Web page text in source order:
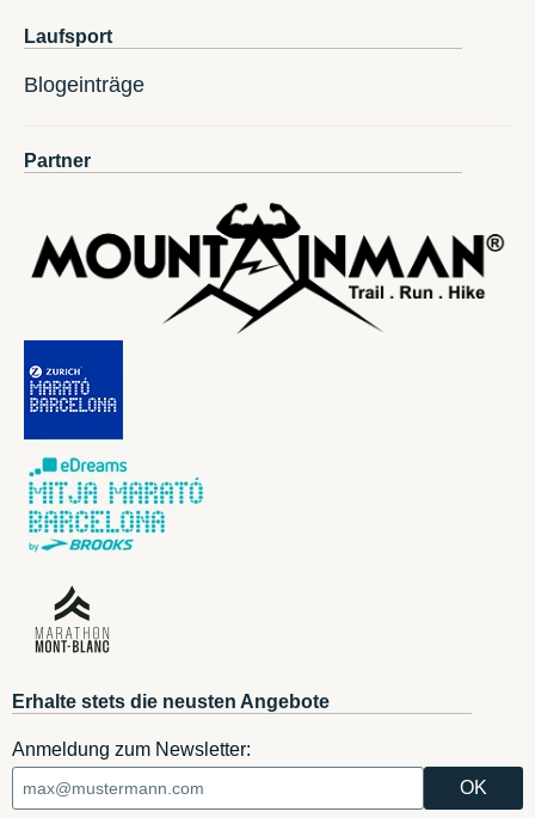
Laufsport
Blogeinträge
Partner
Erhalte stets die neusten Angebote
Anmeldung zum Newsletter: